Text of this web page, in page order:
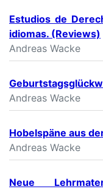
Estudios de
idiomas. (Reviews)
Andreas Wacke
Andreas Wacke
Hobelspäne aus
Andreas Wacke
Neue